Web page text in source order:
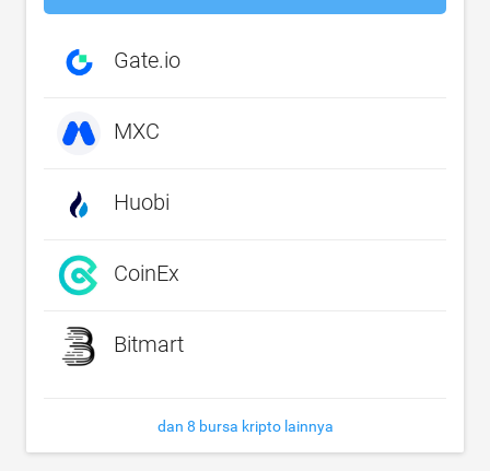
Gate.io
MXC
Huobi
CoinEx
Bitmart
dan 8 bursa kripto lainnya